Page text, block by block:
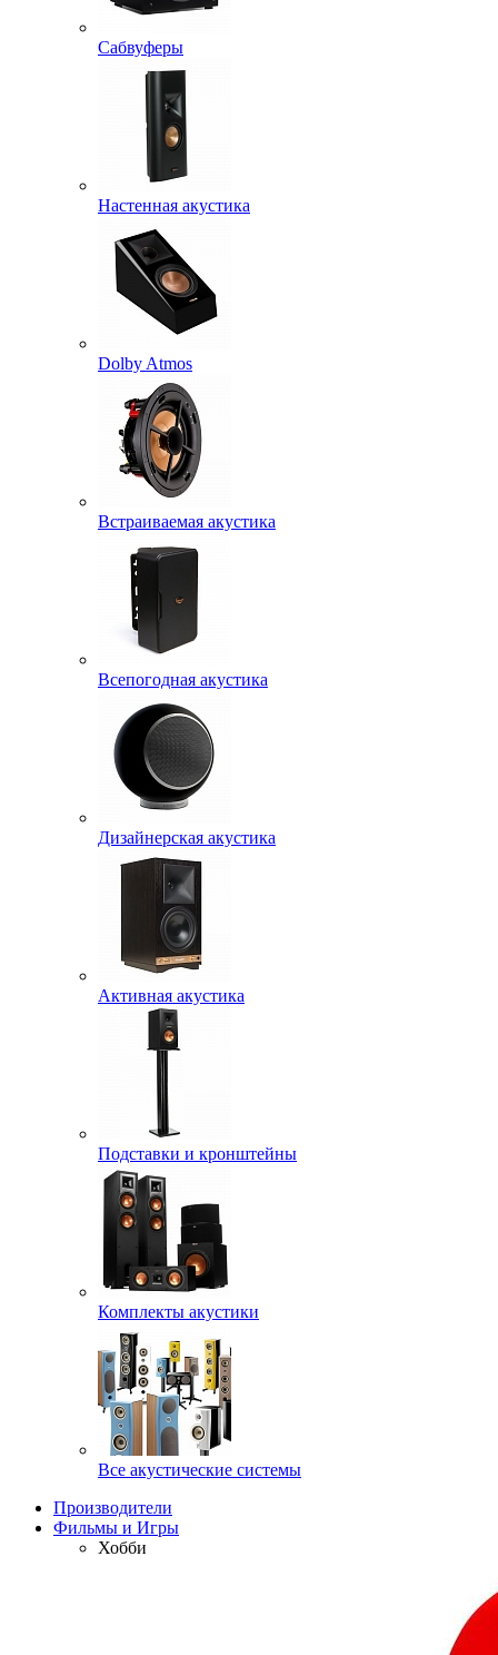
Сабвуферы
Настенная акустика
Dolby Atmos
Встраиваемая акустика
Всепогодная акустика
Дизайнерская акустика
Активная акустика
Подставки и кронштейны
Комплекты акустики
Все акустические системы
Производители
Фильмы и Игры
Хобби